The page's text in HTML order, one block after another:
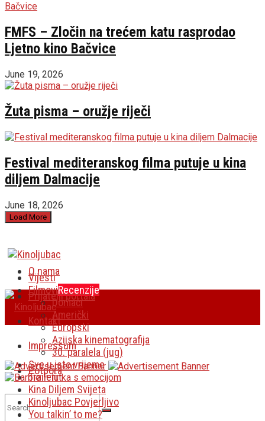
FMFS – Zločin na trećem katu rasprodao
Ljetno kino Bačvice
June 19, 2026
Žuta pisma – oružje riječi
Festival mediteranskog filma putuje u kina
diljem Dalmacije
June 18, 2026
Load More
O nama
Prijatelji portala
Kontakt
Impressum
Potpora
Vijesti
FilmoviRecenzije
Domaći
Američki
Europski
Azijska kinematografija
30. paralela (jug)
Sve u isto vrijeme
Traileri
Kina Diljem Svijeta
Kinoljubac Povjerljivo
You talkin’ to me?